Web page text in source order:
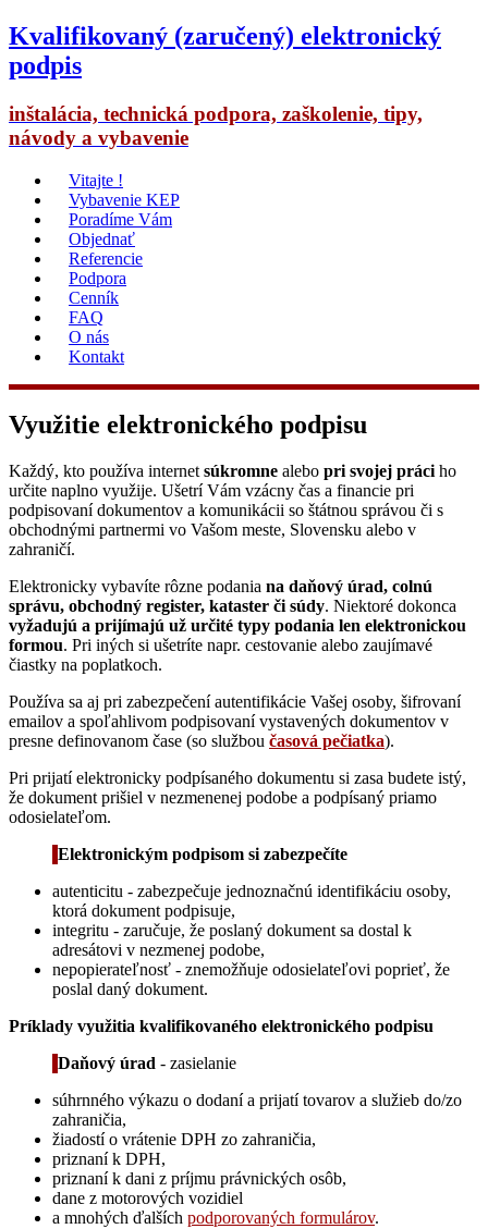
Kvalifikovaný (zaručený) elektronický
podpis
inštalácia, technická podpora, zaškolenie, tipy,
návody a vybavenie
Vitajte !
Vybavenie KEP
Poradíme Vám
Objednať
Referencie
Podpora
Cenník
FAQ
O nás
Kontakt
Využitie elektronického podpisu
Každý, kto používa internet súkromne alebo pri svojej práci ho
určite naplno využije. Ušetrí Vám vzácny čas a financie pri
podpisovaní dokumentov a komunikácii so štátnou správou či s
obchodnými partnermi vo Vašom meste, Slovensku alebo v
zahraničí.
Elektronicky vybavíte rôzne podania na daňový úrad, colnú
správu, obchodný register, kataster či súdy. Niektoré dokonca
vyžadujú a prijímajú už určité typy podania len elektronickou
formou. Pri iných si ušetríte napr. cestovanie alebo zaujímavé
čiastky na poplatkoch.
Používa sa aj pri zabezpečení autentifikácie Vašej osoby, šifrovaní
emailov a spoľahlivom podpisovaní vystavených dokumentov v
presne definovanom čase (so službou časová pečiatka).
Pri prijatí elektronicky podpísaného dokumentu si zasa budete istý,
že dokument prišiel v nezmenenej podobe a podpísaný priamo
odosielateľom.
Elektronickým podpisom si zabezpečíte
autenticitu - zabezpečuje jednoznačnú identifikáciu osoby,
ktorá dokument podpisuje,
integritu - zaručuje, že poslaný dokument sa dostal k
adresátovi v nezmenej podobe,
nepopierateľnosť - znemožňuje odosielateľovi poprieť, že
poslal daný dokument.
Príklady využitia kvalifikovaného elektronického podpisu
Daňový úrad - zasielanie
súhrnného výkazu o dodaní a prijatí tovarov a služieb do/zo
zahraničia,
žiadostí o vrátenie DPH zo zahraničia,
priznaní k DPH,
priznaní k dani z príjmu právnických osôb,
dane z motorových vozidiel
a mnohých ďalších podporovaných formulárov.